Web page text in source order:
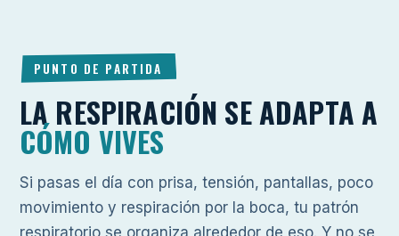
PUNTO DE PARTIDA
LA RESPIRACIÓN SE ADAPTA A
CÓMO VIVES
Si pasas el día con prisa, tensión, pantallas, poco
movimiento y respiración por la boca, tu patrón
respiratorio se organiza alrededor de eso. Y no se